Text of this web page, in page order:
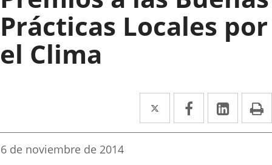
Prácticas Locales por
el Clima
Twitter
Enlace
a
Facebook
Enlace
a
Enlace
a
Fecha
6 de noviembre de 2014